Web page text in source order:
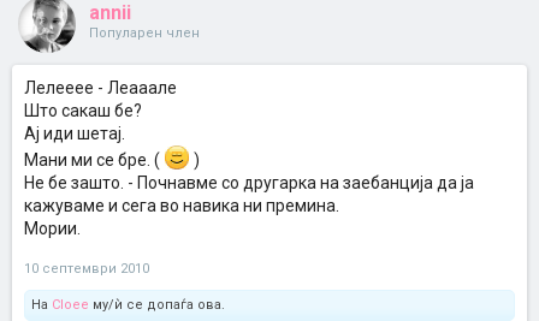
annii
Популарен член
Лелееее - Леааале
Што сакаш бе?
Ај иди шетај.
Мани ми се бре. (
)
Не бе зашто. - Почнавме со другарка на заебанција да ја
кажуваме и сега во навика ни премина.
Мории.
10 септември 2010
На Cloee му/ѝ се допаѓа ова.